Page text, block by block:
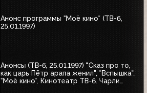
Анонс программы "Моё кино" (ТВ-6,
25.01.1997)
Анонсы (ТВ-6, 25.01.1997) "Сказ про то,
как царь Пётр арапа женил", "Вспышка",
"Моё кино", Кинотеатр ТВ-6. Чарли